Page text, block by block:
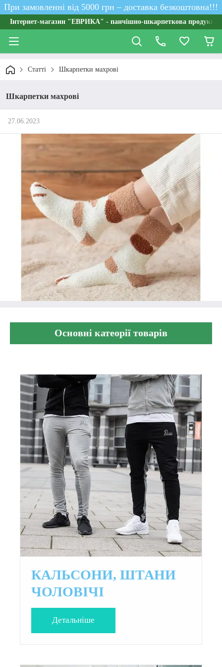
При замовленні від 5000 грн – доставка безкоштовна!!!
Інтернет-магазин "ЕВРИКА" - панчішно-шкарпеткова продукція
Статті Шкарпетки махрові
Шкарпетки махрові
27.06.2023
Основні катеорії товарів
КАЛЬСОНИ, ШТАНИ
ЧОЛОВІЧІ
Детальнiше